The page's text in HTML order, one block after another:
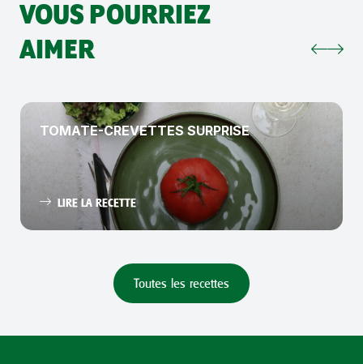
VOUS POURRIEZ
AIMER
TOMATE-CREVETTES SURPRISE
LIRE LA RECETTE
Toutes les recettes